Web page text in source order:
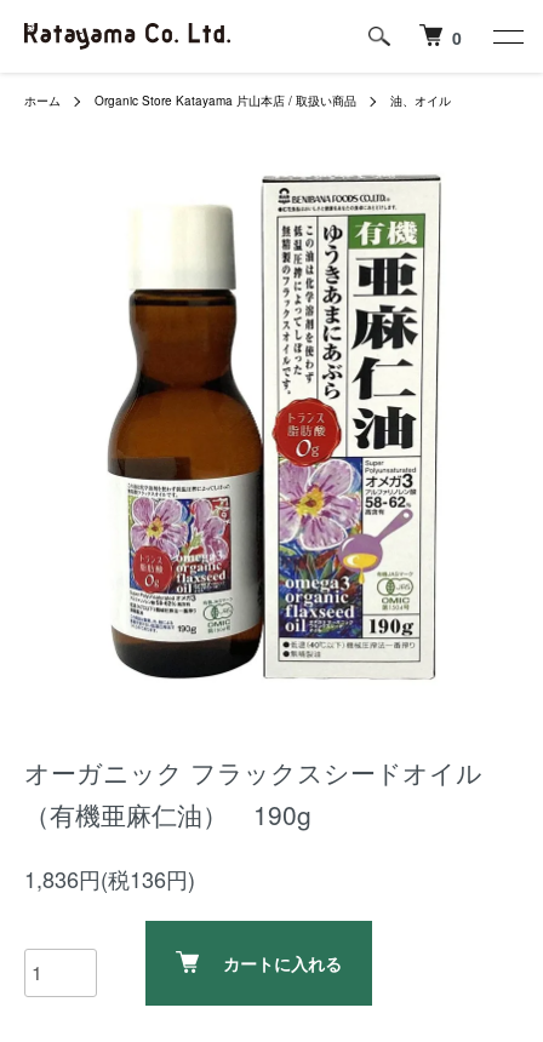
0
ホーム Organic Store Katayama 片山本店 / 取扱い商品 油、オイル
オーガニック フラックスシードオイル
（有機亜麻仁油） 190g
1,836円(税136円)
カートに入れる